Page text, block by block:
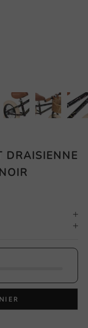
DRAISIENNE